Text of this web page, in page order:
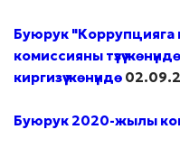
Буюрук "Коррупцияга
комиссияны түзүү
киргизүү жөнүндө
Буюрук 2020-жылы